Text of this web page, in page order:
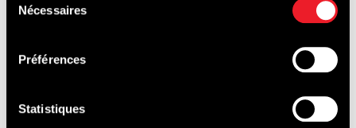
Nécessaires
Préférences
Statistiques
enthousiaste, le Cycl’On Track est ouvert à